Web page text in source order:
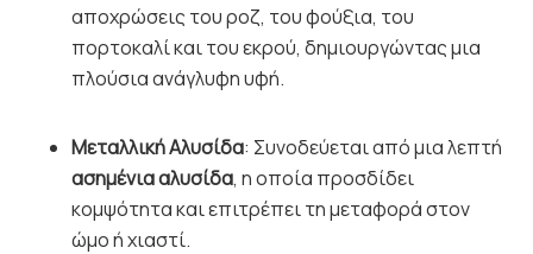
αποχρώσεις του ροζ, του φούξια, του
πορτοκαλί και του εκρού, δημιουργώντας μια
πλούσια ανάγλυφη υφή.
Μεταλλική Αλυσίδα: Συνοδεύεται από μια λεπτή
ασημένια αλυσίδα, η οποία προσδίδει
κομψότητα και επιτρέπει τη μεταφορά στον
ώμο ή χιαστί.